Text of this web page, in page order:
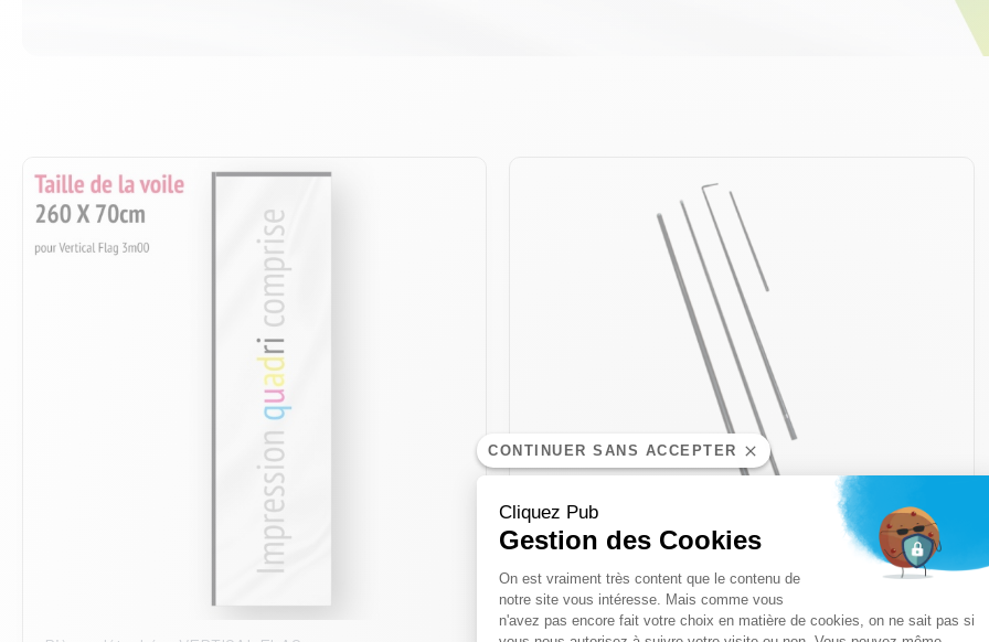
CONTINUER SANS ACCEPTER
Cliquez Pub
Gestion des Cookies
Plateforme de Gestion du
On est vraiment très content que le contenu de
notre site vous intéresse. Mais comme vous
n'avez pas encore fait votre choix en matière de cookies, on ne sait pas si
Axeptio consent